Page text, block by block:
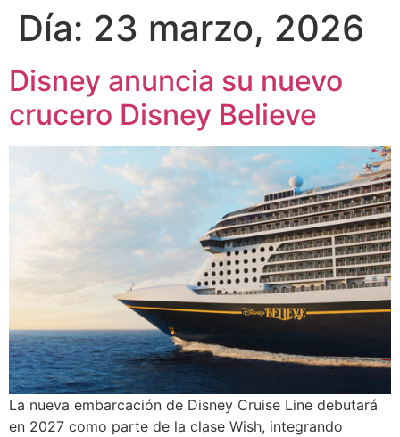
Día: 23 marzo, 2026
Disney anuncia su nuevo
crucero Disney Believe
La nueva embarcación de Disney Cruise Line debutará
en 2027 como parte de la clase Wish, integrando